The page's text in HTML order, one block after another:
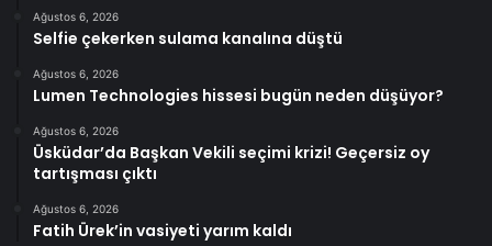
Ağustos 6, 2026
Selfie çekerken sulama kanalına düştü
Ağustos 6, 2026
Lumen Technologies hissesi bugün neden düşüyor?
Ağustos 6, 2026
Üsküdar’da Başkan Vekili seçimi krizi! Geçersiz oy
tartışması çıktı
Ağustos 6, 2026
Fatih Ürek’in vasiyeti yarım kaldı